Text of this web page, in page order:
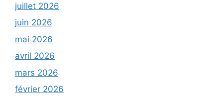
juillet 2026
juin 2026
mai 2026
avril 2026
mars 2026
février 2026